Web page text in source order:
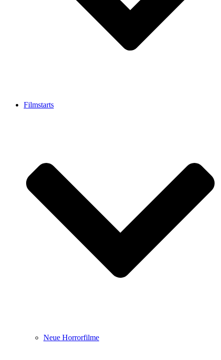
Filmstarts
Neue Horrorfilme